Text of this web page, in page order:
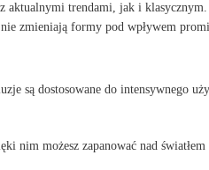
aktualnymi trendami, jak i
zmieniają formy pod wpływem
są dostosowane do intensywnego
nim możesz zapanować nad